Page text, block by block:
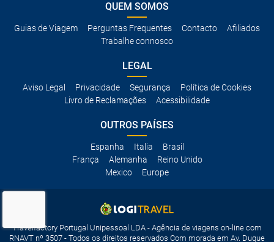
QUEM SOMOS
Guias de Viagem Perguntas Frequentes Contacto
Afiliados
Trabalhe connosco
LEGAL
Aviso Legal Privacidade Segurança
Política de Cookies
Livro de Reclamações
Acessibilidade
OUTROS PAÍSES
Espanha Italia
Brasil
França
Alemanha
Reino Unido
Mexico
Europe
Travelfactory Portugal Unipessoal LDA - Agência de viagens on-line com
RNAVT nº 3507 - Todos os direitos reservados Com morada em Av. Duque